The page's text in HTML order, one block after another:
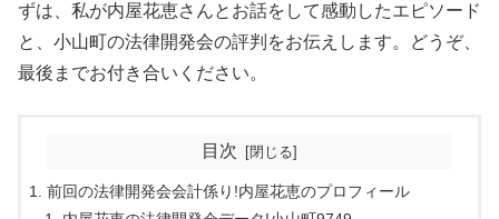
ずは、私が内屋花恵さんとお話をして感動したエピソード
と、小山町の法律開発会の評判をお伝えします。どうぞ、
最後までお付き合いください。
目次
前回の法律開発会会計係り!内屋花恵のプロフィール